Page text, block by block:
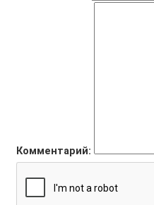
Комментарий: